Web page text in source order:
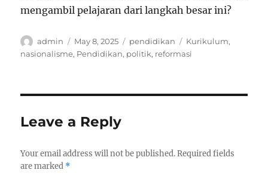
mengambil pelajaran dari langkah besar ini?
Author
admin
Posted
on
May 8, 2025 Categories
pendidikan Tags
Kurikulum,
nasionalisme, Pendidikan, politik, reformasi
Leave a Reply
Your email address will not be published. Required fields
are marked *